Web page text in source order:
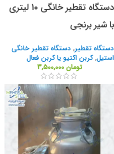
دستگاه تقطیر خانگی 10 لیتری
با شیر برنجی
دستگاه تقطیر, دستگاه تقطیر خانگی
استیل,کربن اکتیو یا کربن فعال
تومان3,500,000